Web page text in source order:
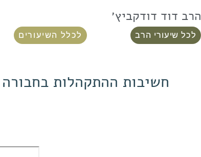
הרב דוד דודקביץ׳
לכל שיעורי הרב לכלל השיעורים
חשיבות ההתקהלות בחבורה